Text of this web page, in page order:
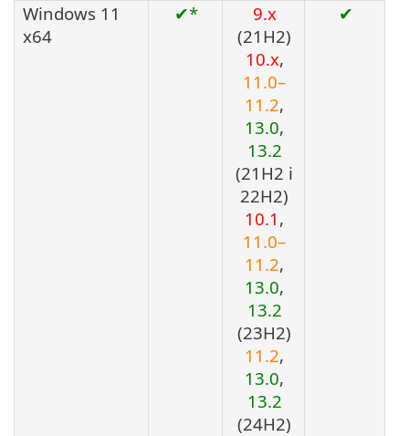
Windows 11
x64
✔*
9.x
(21H2)
10.x,
11.0–
11.2,
13.0,
13.2
(21H2 i
22H2)
10.1 ,
11.0–
11.2,
13.0,
13.2
(23H2)
11.2,
13.0,
13.2
(24H2)
✔